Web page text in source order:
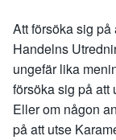
Att försöka sig
Handelns
ungefär lika
försöka sig på att
Eller om någon
på att utse